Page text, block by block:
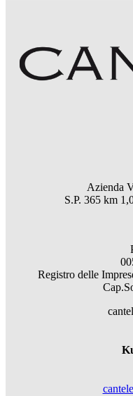
Azienda
S.P. 365 km
Registro delle